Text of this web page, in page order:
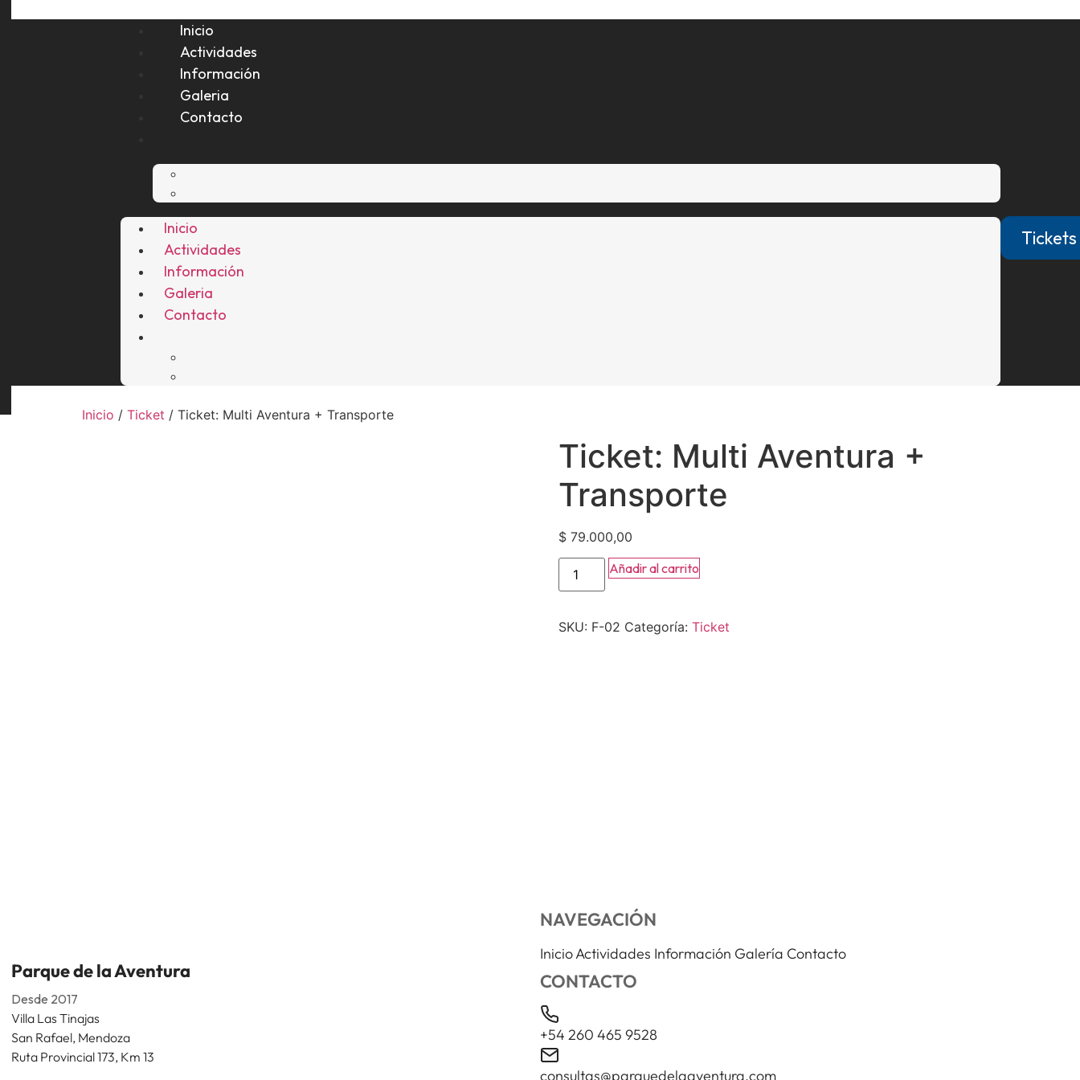
Inicio
Actividades
Información
Galeria
Contacto
Inicio
Actividades
Información
Galeria
Contacto
Tickets
Inicio / Ticket / Ticket: Multi Aventura + Transporte
Ticket: Multi Aventura +
Transporte
$79.000,00
Añadir al carrito
SKU: F-02 Categoría: Ticket
Parque de la Aventura
Desde 2017
Villa Las Tinajas
San Rafael, Mendoza
Ruta Provincial 173, Km 13
NAVEGACIÓN
InicioActividades Información Galería Contacto
CONTACTO
+54 260 465 9528
consultas@parquedelaaventura.com